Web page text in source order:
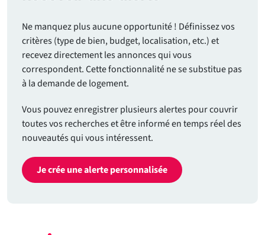
Ne manquez plus aucune opportunité ! Définissez vos
critères (type de bien, budget, localisation, etc.) et
recevez directement les annonces qui vous
correspondent. Cette fonctionnalité ne se substitue pas
à la demande de logement.
Vous pouvez enregistrer plusieurs alertes pour couvrir
toutes vos recherches et être informé en temps réel des
nouveautés qui vous intéressent.
Je crée une alerte personnalisée